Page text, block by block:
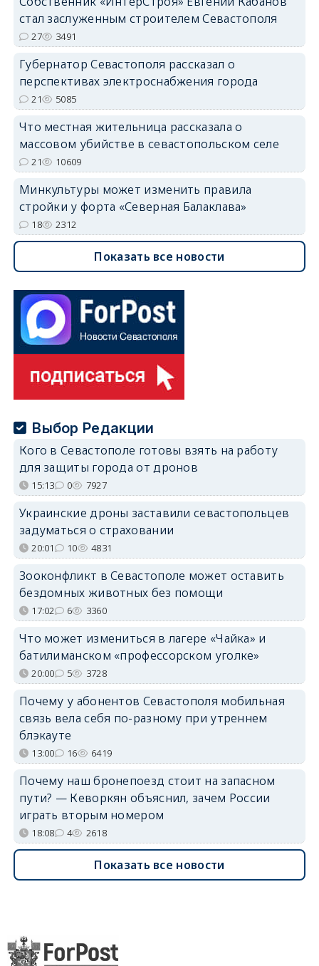
стал заслуженным строителем Севастополя
27 3491
Губернатор Севастополя рассказал о
перспективах электроснабжения города
21 5085
Что местная жительница рассказала о
массовом убийстве в севастопольском селе
21 10609
Минкультуры может изменить правила
стройки у форта «Северная Балаклава»
18 2312
Показать все новости
Выбор Редакции
Кого в Севастополе готовы взять на работу
для защиты города от дронов
15:13 0 7927
Украинские дроны заставили севастопольцев
задуматься о страховании
20:01 10 4831
Зооконфликт в Севастополе может оставить
бездомных животных без помощи
17:02 6 3360
Что может измениться в лагере «Чайка» и
батилиманском «профессорском уголке»
20:00 5 3728
Почему у абонентов Севастополя мобильная
связь вела себя по-разному при утреннем
блэкауте
13:00 16 6419
Почему наш бронепоезд стоит на запасном
пути? — Кеворкян объяснил, зачем России
играть вторым номером
18:08 4 2618
Показать все новости